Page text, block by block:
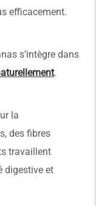
efficacement.
s’intègre dans
.
la
des fibres
travaillent
digestive et